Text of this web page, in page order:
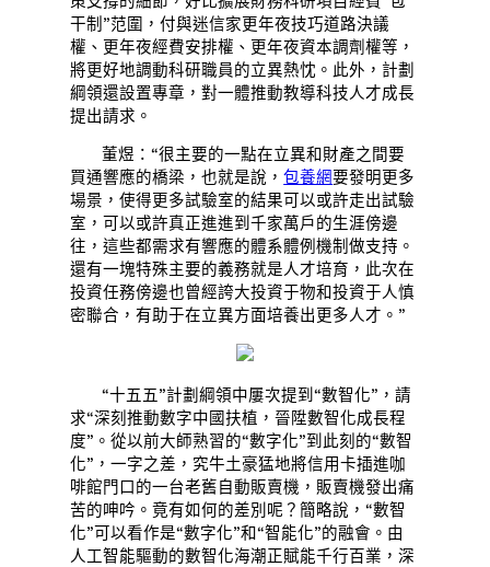
干制”范圍，付與迷信家更年夜技巧道路決議
權、更年夜經費安排權、更年夜資本調劑權等，
將更好地調動科研職員的立異熱忱。此外，計劃
綱領還設置專章，對一體推動教導科技人才成長
提出請求。
董煜：“很主要的一點在立異和財產之間要
買通響應的橋梁，也就是說，包養網要發明更多
場景，使得更多試驗室的結果可以或許走出試驗
室，可以或許真正進進到千家萬戶的生涯傍邊
往，這些都需求有響應的體系體例機制做支持。
還有一塊特殊主要的義務就是人才培育，此次在
投資任務傍邊也曾經誇大投資于物和投資于人慎
密聯合，有助于在立異方面培養出更多人才。”
“十五五”計劃綱領中屢次提到“數智化”，請
求“深刻推動數字中國扶植，晉陞數智化成長程
度”。從以前大師熟習的“數字化”到此刻的“數智
化”，一字之差，究牛土豪猛地將信用卡插進咖
啡館門口的一台老舊自動販賣機，販賣機發出痛
苦的呻吟。竟有如何的差別呢？簡略說，“數智
化”可以看作是“數字化”和“智能化”的融會。由
人工智能驅動的數智化海潮正賦能千行百業，深